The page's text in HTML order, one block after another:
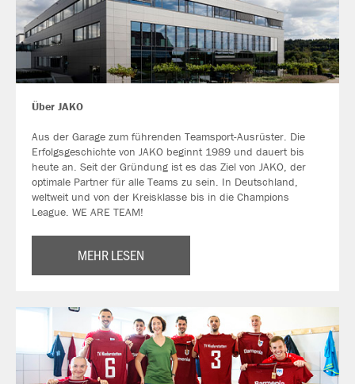
Über JAKO
Aus der Garage zum führenden Teamsport-Ausrüster. Die
Erfolgsgeschichte von JAKO beginnt 1989 und dauert bis
heute an. Seit der Gründung ist es das Ziel von JAKO, der
optimale Partner für alle Teams zu sein. In Deutschland,
weltweit und von der Kreisklasse bis in die Champions
League. WE ARE TEAM!
MEHR LESEN